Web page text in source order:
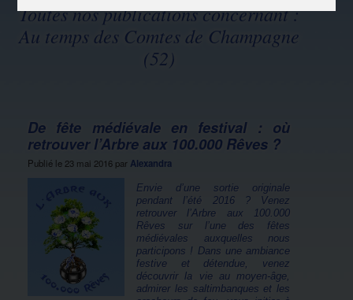
Toutes nos publications concernant :
Au temps des Comtes de Champagne
(52)
De fête médiévale en festival : où
retrouver l’Arbre aux 100.000 Rêves ?
Publié le 23 mai 2016 par Alexandra
Envie d’une sortie originale
pendant l’été 2016 ? Venez
retrouver l’Arbre aux 100.000
Rêves sur l’une des fêtes
médiévales auxquelles nous
participons ! Dans une ambiance
festive et détendue, venez
découvrir la vie au moyen-âge,
admirer les saltimbanques et les